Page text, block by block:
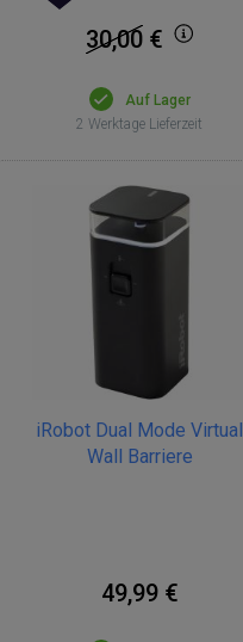
30,00€
Auf Lager
2 Werktage Lieferzeit
iRobot Dual Mode Virtual
Wall Barriere
49,99 €